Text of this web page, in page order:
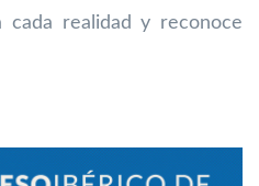
cada realidad y reconoce